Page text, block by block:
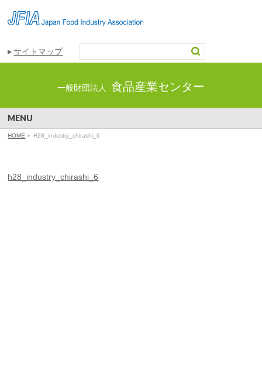
サイトマップ
一般財団法人 食品産業センター
MENU
HOME » H28_industry_chirashi_6
h28_industry_chirashi_6